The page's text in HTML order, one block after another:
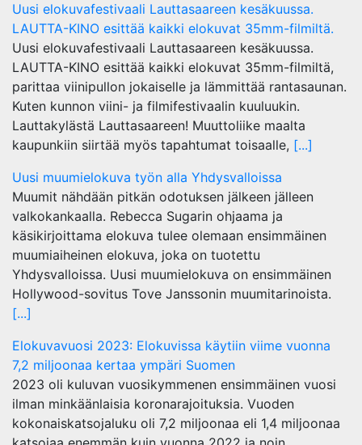
Uusi elokuvafestivaali Lauttasaareen kesäkuussa.
LAUTTA-KINO esittää kaikki elokuvat 35mm-filmiltä.
Uusi elokuvafestivaali Lauttasaareen kesäkuussa.
LAUTTA-KINO esittää kaikki elokuvat 35mm-filmiltä,
parittaa viinipullon jokaiselle ja lämmittää rantasaunan.
Kuten kunnon viini- ja filmifestivaalin kuuluukin.
Lauttakylästä Lauttasaareen! Muuttoliike maalta
kaupunkiin siirtää myös tapahtumat toisaalle, [...]
Uusi muumielokuva työn alla Yhdysvalloissa
Muumit nähdään pitkän odotuksen jälkeen jälleen
valkokankaalla. Rebecca Sugarin ohjaama ja
käsikirjoittama elokuva tulee olemaan ensimmäinen
muumiaiheinen elokuva, joka on tuotettu
Yhdysvalloissa. Uusi muumielokuva on ensimmäinen
Hollywood-sovitus Tove Janssonin muumitarinoista.
[...]
Elokuvavuosi 2023: Elokuvissa käytiin viime vuonna
7,2 miljoonaa kertaa ympäri Suomen
2023 oli kuluvan vuosikymmenen ensimmäinen vuosi
ilman minkäänlaisia koronarajoituksia. Vuoden
kokonaiskatsojaluku oli 7,2 miljoonaa eli 1,4 miljoonaa